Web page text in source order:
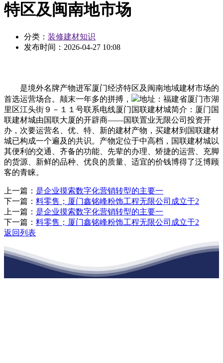
特区及闽南地市场
分类： 装修建材知识
发布时间： 2026-04-27 10:08
是境外名牌产物进军厦门经济特区及闽南地域建材市场的
首选运营场合。颠末一年多的拼搏，
地址：福建省厦门市湖
里区江头街９－１１号联系电线厦门国联建材城简介：厦门国
联建材城由国联大厦的开辟商——国联置业无限公司投资开
办，次要运营名、优、特、新的建材产物，买建材到国联建材
城已构成一个遍及的共识。产物定位于中高档，国联建材城以
其便利的交通、齐备的功能、先辈的办理、矫捷的运营、充脚
的货源、新鲜的品种、优良的质量、适宜的价钱博得了泛博顾
客的青睐。
上一篇： 是企业摸索数字化营销转型的主要一
下一篇： 料零售；厦门鑫铭峰粉饰工程无限公司成立于2
上一篇： 是企业摸索数字化营销转型的主要一
下一篇： 料零售；厦门鑫铭峰粉饰工程无限公司成立于2
返回列表